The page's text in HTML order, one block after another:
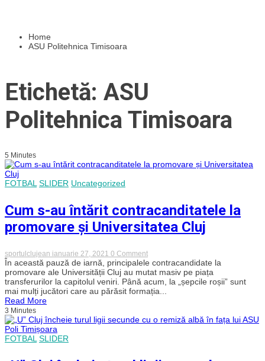
Home
ASU Politehnica Timisoara
Etichetă: ASU
Politehnica Timisoara
5 Minutes
FOTBAL SLIDER Uncategorized
Cum s-au întărit contracanditatele la
promovare și Universitatea Cluj
sportulclujean ianuarie 27, 2021 0 Commenton
Cum
s-
au
întărit
contracanditatele
și
În această pauză de iarnă, principalele contracandidate la
promovare ale Universității Cluj au mutat masiv pe piața
transferurilor la capitolul veniri. Până acum, la „șepcile roșii” sunt
mai mulți jucători care au părăsit formația...
Read More
3 Minutes
FOTBAL SLIDER